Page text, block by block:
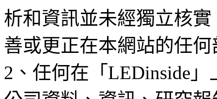
析和資訊並未經獨立核
善或更正在本網站的任
2、任何在「LEDinside